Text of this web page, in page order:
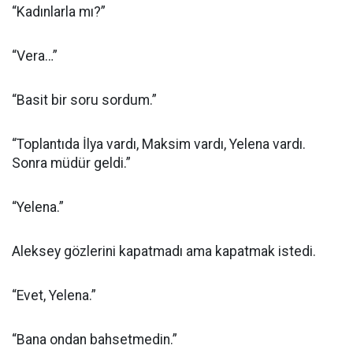
“Kadınlarla mı?”
“Vera…”
“Basit bir soru sordum.”
“Toplantıda İlya vardı, Maksim vardı, Yelena vardı.
Sonra müdür geldi.”
“Yelena.”
Aleksey gözlerini kapatmadı ama kapatmak istedi.
“Evet, Yelena.”
“Bana ondan bahsetmedin.”